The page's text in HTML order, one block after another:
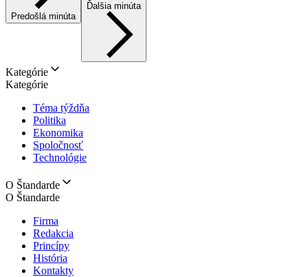
Predošlá minúta
Ďalšia minúta
Kategórie
Kategórie
Téma týždňa
Politika
Ekonomika
Spoločnosť
Technológie
O Štandarde
O Štandarde
Firma
Redakcia
Princípy
História
Kontakty